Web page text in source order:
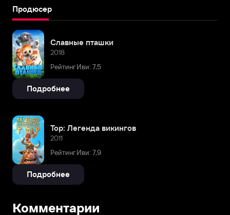
Продюсер
Славные пташки
2018
Рейтинг Иви: 7,5
Подробнее
Тор: Легенда викингов
2011
Рейтинг Иви: 7,9
Подробнее
Комментарии